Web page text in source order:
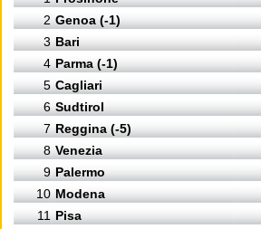
2 Genoa (-1)
3 Bari
4 Parma (-1)
5 Cagliari
6 Sudtirol
7 Reggina (-5)
8 Venezia
9 Palermo
10 Modena
11 Pisa